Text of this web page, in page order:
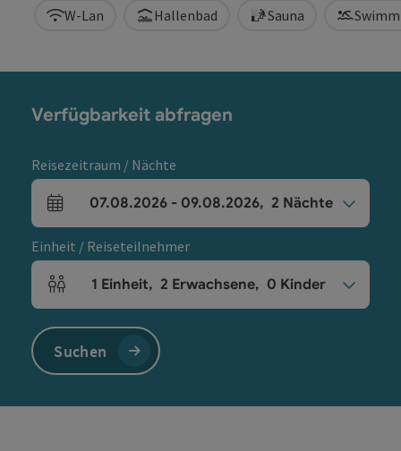
W-Lan Hallenbad Sauna
Verfügbarkeit abfragen
Reisezeitraum / Nächte
An- und Abreisefelder
07.08.2026 - 09.08.2026, 2 Nächte
Einheit / Reiseteilnehmer
Einheitenanzahl und Personenfelder
1 Einheit, 2 Erwachsene, 0 Kinder
Suchen